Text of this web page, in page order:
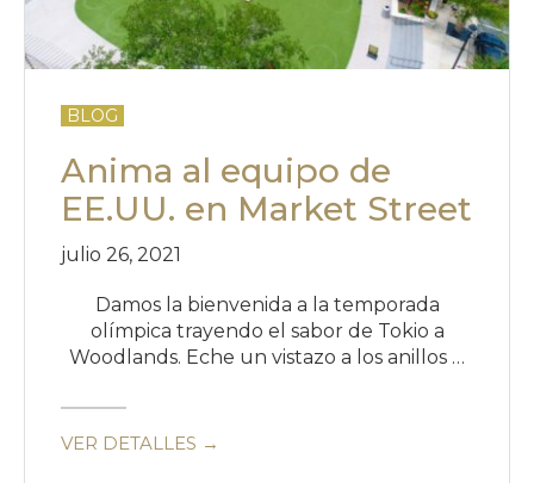
BLOG
Anima al equipo de
EE.UU. en Market Street
julio 26, 2021
Damos la bienvenida a la temporada
olímpica trayendo el sabor de Tokio a
Woodlands. Eche un vistazo a los anillos …
VER DETALLES →